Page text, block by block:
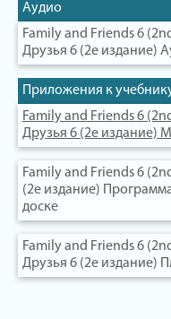
Аудио
Family and Friends 6
Друзья 6 (2е издание)
Приложения к
Family and Friends 6
Друзья 6 (2е издание)
Family and Friends 6
(2е издание)
доске
Family and Friends 6
Друзья 6 (2е издание)